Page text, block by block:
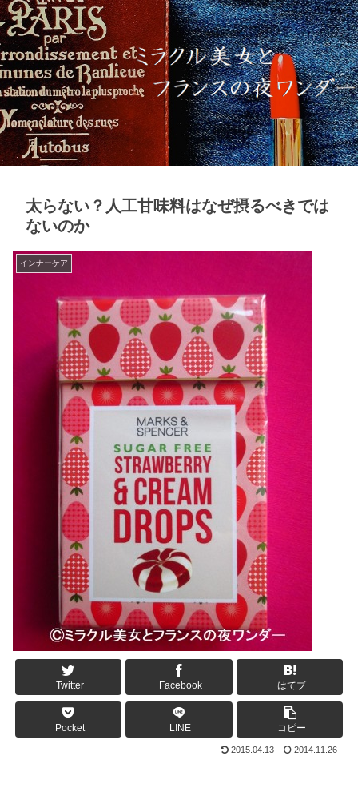
太らない？人工甘味料はなぜ摂るべきでは
ないのか
インナーケア
Twitter Facebook はてブ
Pocket LINE コピー
2015.04.13 2014.11.26